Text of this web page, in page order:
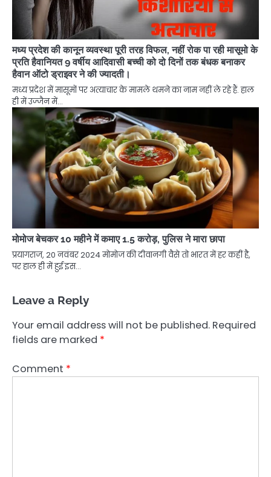
मध्य प्रदेश की कानून व्यवस्था पूरी तरह विफल, नहीं रोक पा रही मासूमो के
प्रति हैवानियत 9 वर्षीय आदिवासी बच्ची को दो दिनों तक बंधक बनाकर
हैवान ऑटो ड्राइवर ने की ज्यादती।
मध्य प्रदेश में मासूमों पर अत्याचार के मामले थमने का नाम नहीं ले रहे हैं. हाल
ही में उज्जैन में…
मोमोज बेचकर 10 महीने में कमाए 1.5 करोड़, पुलिस ने मारा छापा
प्रयागराज, 20 नवंबर 2024 मोमोज की दीवानगी वैसे तो भारत में हर कहीं है,
पर हाल ही में हुई इस…
Leave a Reply
Your email address will not be published. Required
fields are marked *
Comment *